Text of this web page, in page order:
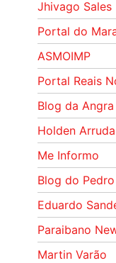
Jhivago Sales
Portal do
ASMOIMP
Portal Reais
Blog da Angra
Holden Arruda
Me Informo
Blog do
Eduardo
Paraibano
Martin Varão